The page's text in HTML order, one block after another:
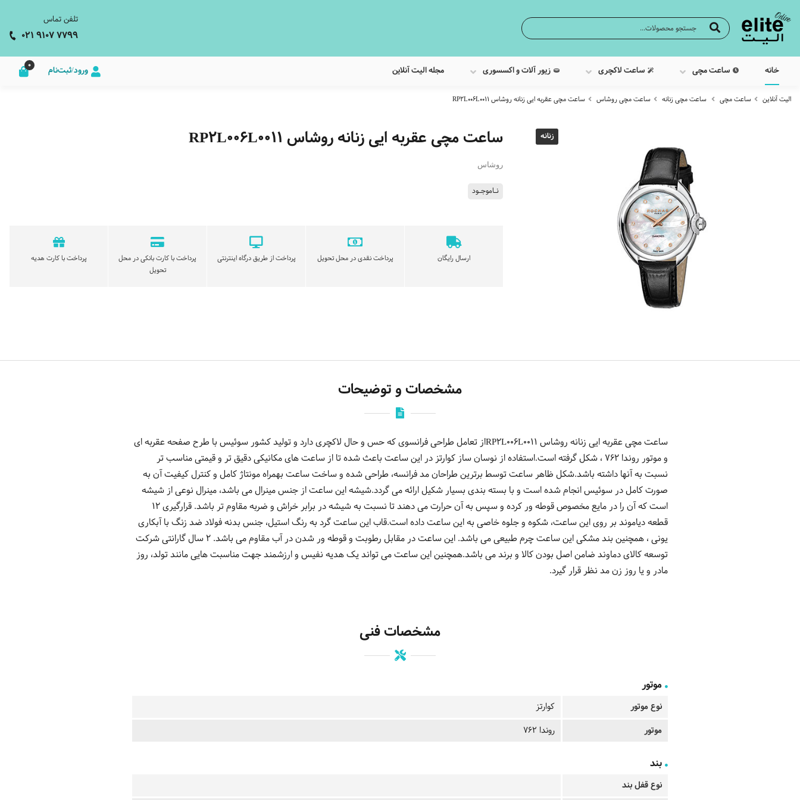
تلفن تماس
021 9107 7799
خانه ساعت مچی ساعت لاکچری زیور آلات و اکسسوری مجله الیت آنلاین ورود/ثبت‌نام 0
الیت آنلاین ساعت مچی ساعت مچی زنانه ساعت مچی روشاس ساعت مچی عقربه ایی زنانه روشاس RP2L006L0011
زنانه ساعت مچی عقربه ایی زنانه روشاس RP2L006L0011
روشاس
نـاموجـود
ارسال رایگان پرداخت نقدی در محل تحویل پرداخت از طریق درگاه اینترنتی
پرداخت با کارت بانکی در محل
تحویل
پرداخت با کارت هدیه
مشخصات و توضیحات
ساعت مچی عقربه ایی زنانه روشاس RP2L006L0011از تعامل طراحی فرانسوی که حس و حال لاکچری دارد و تولید کشور سوئیس با طرح صفحه عقربه ای
و موتور روندا 762 ، شکل گرفته است.استفاده از نوسان ساز کوارتز در این ساعت باعث شده تا از ساعت های مکانیکی دقیق تر و قیمتی مناسب تر
نسبت به آنها داشته باشد.شکل ظاهر ساعت توسط برترین طراحان مد فرانسه، طراحی شده و ساخت ساعت بهمراه مونتاژ کامل و کنترل کیفیت آن به
صورت کامل در سوئیس انجام شده است و با بسته بندی بسیار شکیل ارائه می گردد.شیشه این ساعت از جنس مینرال می باشد، مینرال نوعی از شیشه
است که آن را در مایع مخصوص قوطه ور کرده و سپس به آن حرارت می دهند تا نسبت به شیشه در برابر خراش و ضربه مقاوم تر باشد. قرارگیری 12
قطعه دیاموند بر روی این ساعت، شکوه و جلوه خاصی به این ساعت داده است.قاب این ساعت گرد به رنگ استیل، جنس بدنه فولاد ضد زنگ با آبکاری
یونی ، همچنین بند مشکی این ساعت چرم طبیعی می باشد. این ساعت در مقابل رطوبت و قوطه ور شدن در آب مقاوم می باشد. 2 سال گارانتی شرکت
توسعه کالای دماوند ضامن اصل بودن کالا و برند می باشد.همچنین این ساعت می تواند یک هدیه نفیس و ارزشمند جهت مناسبت هایی مانند تولد، روز
مادر و یا روز زن مد نظر قرار گیرد.
مشخصات فنی
موتور
نوع موتور
کوارتز
موتور
روندا 762
بند
نوع قفل بند